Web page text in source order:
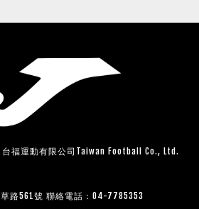
福運動有限公司Taiwan Football Co., Ltd.
路561號 聯絡電話：04-7785353